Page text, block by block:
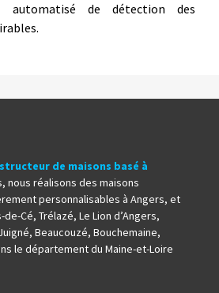
automatisé de détection des
de maisons basé à
nous réalisons des maisons
personnalisables à Angers, et
Cé, Trélazé, Le Lion d’Angers,
Beaucouzé, Bouchemaine,
le département du Maine-et-Loire